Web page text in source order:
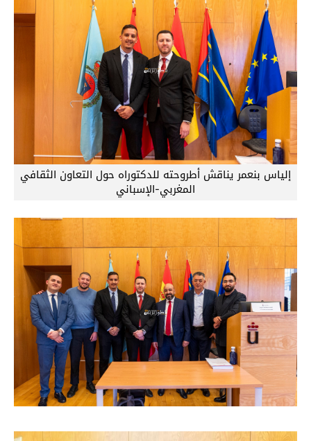
إلياس بنعمر يناقش أطروحته للدكتوراه حول التعاون الثقافي
المغربي-الإسباني